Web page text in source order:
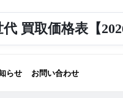
買取価格表【
らせ お問い合わせ